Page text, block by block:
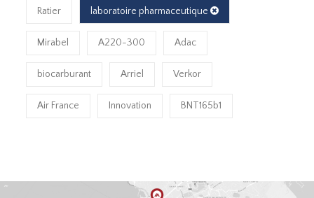
Ratier laboratoire pharmaceutique
Mirabel A220-300 Adac
biocarburant Arriel Verkor
Air France Innovation BNT165b1